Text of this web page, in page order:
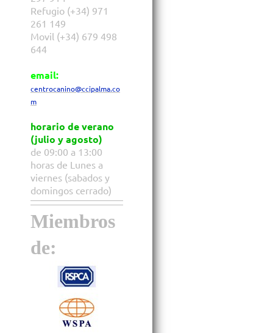
Refugio (+34) 971
261 149
Movil (+34) 679 498
644
email:
centrocanino@ccipalma.co
m
horario de verano
(julio y agosto)
de 09:00 a 13:00
horas de Lunes a
viernes (sabados y
domingos cerrado)
Miembros
de: